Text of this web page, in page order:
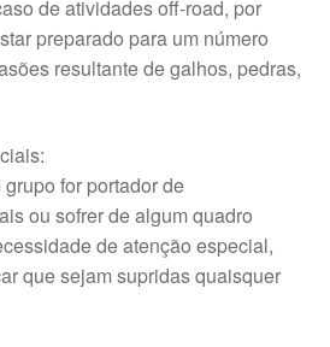
de atividades off-road, por
preparado para um número
resultante de galhos, pedras,
for portador de
ou sofrer de algum quadro
de atenção especial,
que sejam supridas quaisquer